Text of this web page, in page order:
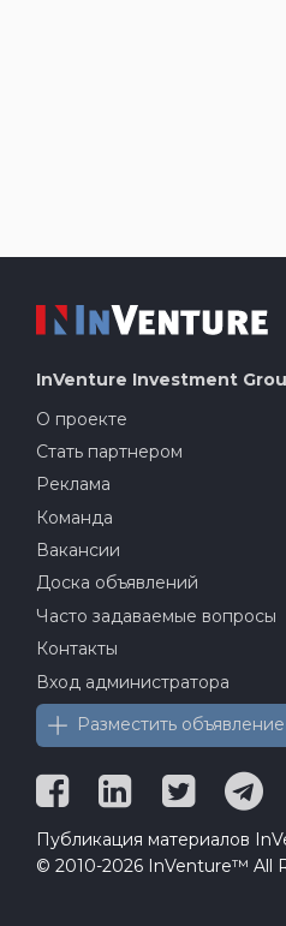
InVenture Investment
О проекте
Стать партнером
Реклама
Команда
Вакансии
Доска объявлений
Часто задаваемые вопросы
Контакты
Вход администратора
Разместить объявление
Публикация материалов
© 2010-2026 InVenture™ All